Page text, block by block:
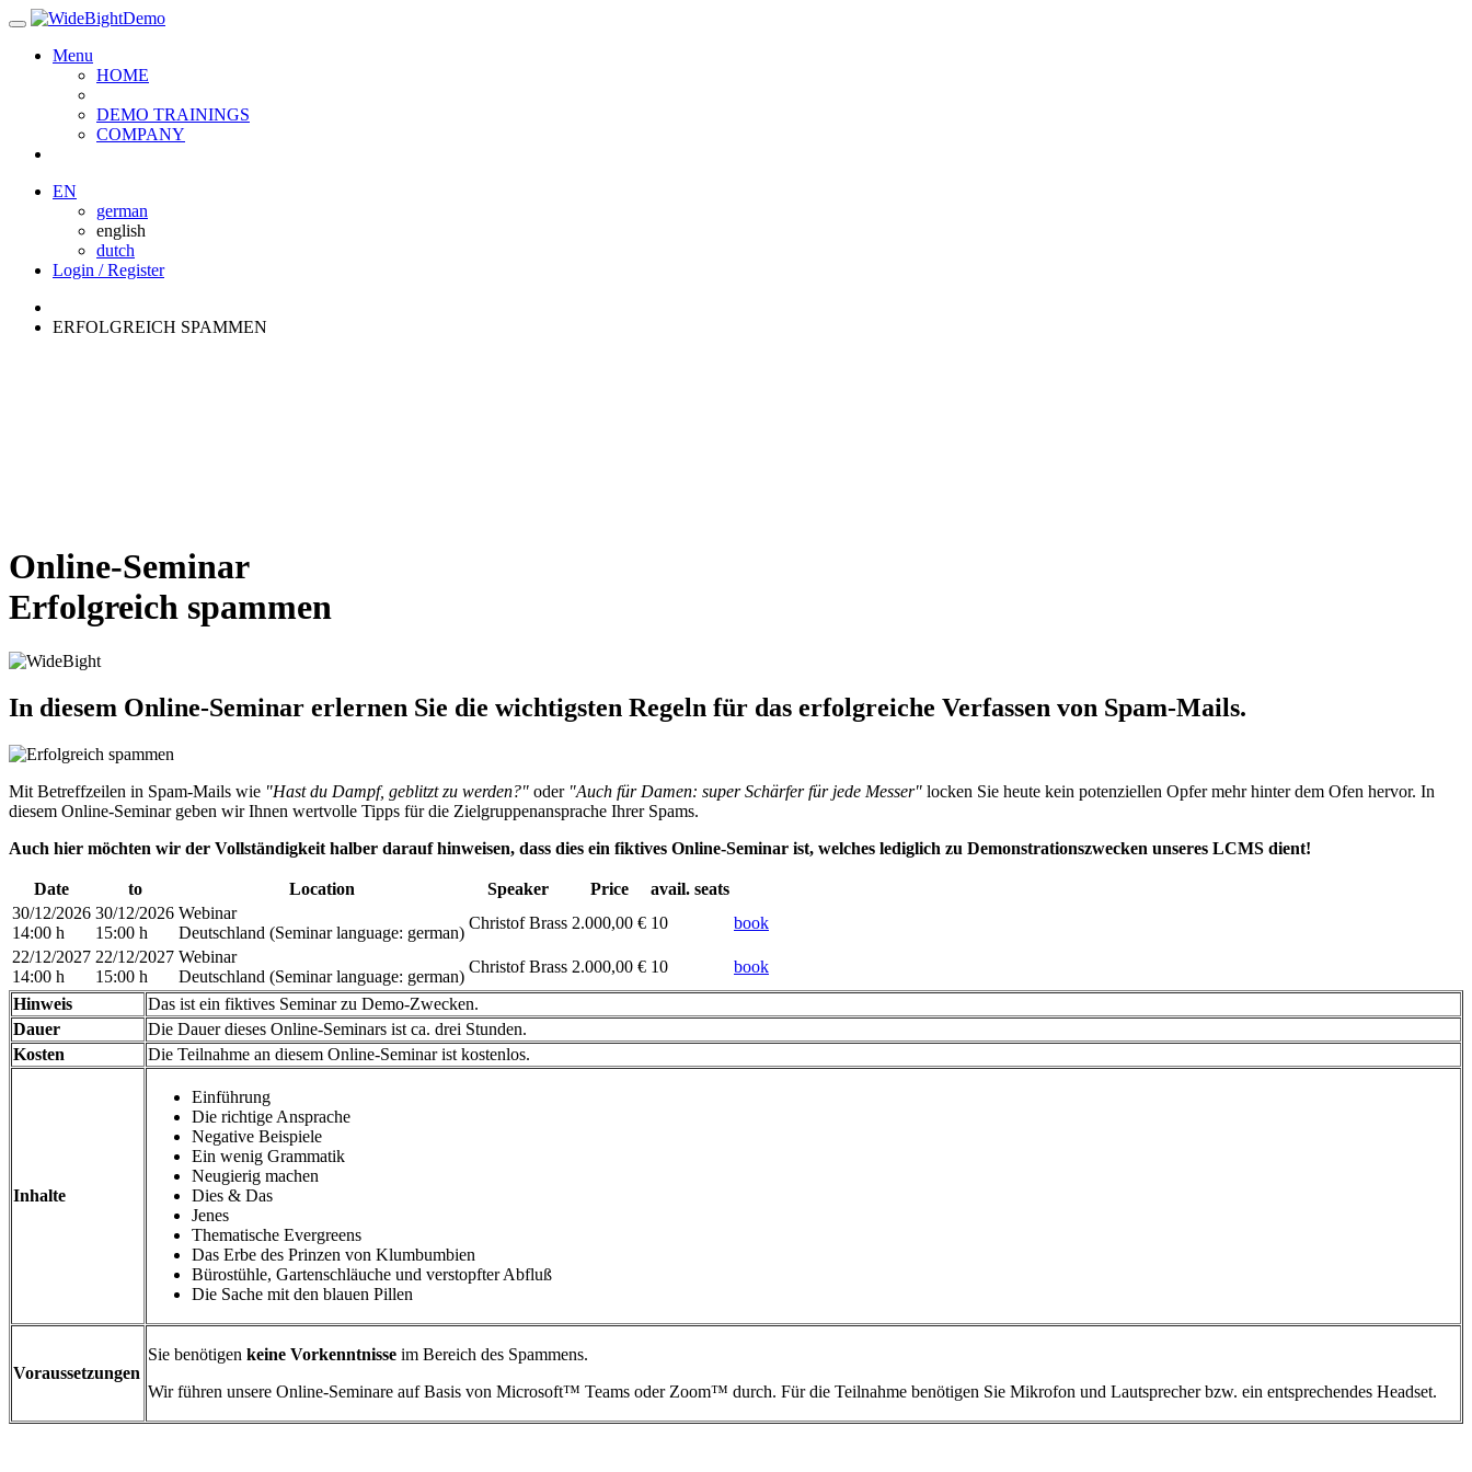
Menu
HOME
DEMO TRAININGS
COMPANY
EN
german
english
dutch
Login / Register
ERFOLGREICH SPAMMEN
Online-Seminar
Erfolgreich spammen
In diesem Online-Seminar erlernen Sie die wichtigsten Regeln für das erfolgreiche Verfassen von Spam-Mails.
Mit Betreffzeilen in Spam-Mails wie "Hast du Dampf, geblitzt zu werden?" oder "Auch für Damen: super Schärfer für jede Messer" locken Sie heute kein potenziellen Opfer mehr hinter dem Ofen hervor. In
diesem Online-Seminar geben wir Ihnen wertvolle Tipps für die Zielgruppenansprache Ihrer Spams.
Auch hier möchten wir der Vollständigkeit halber darauf hinweisen, dass dies ein fiktives Online-Seminar ist, welches lediglich zu Demonstrationszwecken unseres LCMS dient!
Date to Location Speaker Price
avail. seats
30/12/2026
14:00 h
30/12/2026
15:00 h
Webinar
Deutschland (Seminar language: german)
Christof Brass 2.000,00 € 10
book
22/12/2027
14:00 h
22/12/2027
15:00 h
Webinar
Deutschland (Seminar language: german)
Christof Brass 2.000,00 € 10
book
Hinweis
Das ist ein fiktives Seminar zu Demo-Zwecken.
Dauer
Die Dauer dieses Online-Seminars ist ca. drei Stunden.
Kosten
Die Teilnahme an diesem Online-Seminar ist kostenlos.
Inhalte
Einführung
Die richtige Ansprache
Negative Beispiele
Ein wenig Grammatik
Neugierig machen
Dies & Das
Jenes
Thematische Evergreens
Das Erbe des Prinzen von Klumbumbien
Bürostühle, Gartenschläuche und verstopfter Abfluß
Die Sache mit den blauen Pillen
Voraussetzungen
Sie benötigen keine Vorkenntnisse im Bereich des Spammens.
Wir führen unsere Online-Seminare auf Basis von Microsoft™ Teams oder Zoom™ durch. Für die Teilnahme benötigen Sie Mikrofon und Lautsprecher bzw. ein entsprechendes Headset.